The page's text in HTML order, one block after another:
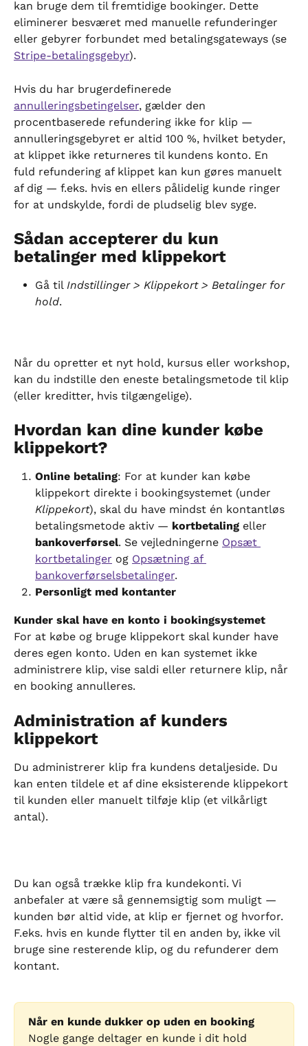
kan bruge dem til fremtidige bookinger. Dette
eliminerer besværet med manuelle refunderinger
eller gebyrer forbundet med betalingsgateways (se
Stripe-betalingsgebyr).
Hvis du har brugerdefinerede
annulleringsbetingelser, gælder den
procentbaserede refundering ikke for klip —
annulleringsgebyret er altid 100 %, hvilket betyder,
at klippet ikke returneres til kundens konto. En
fuld refundering af klippet kan kun gøres manuelt
af dig — f.eks. hvis en ellers pålidelig kunde ringer
for at undskylde, fordi de pludselig blev syge.
Sådan accepterer du kun
betalinger med klippekort
Gå til Indstillinger > Klippekort > Betalinger for
hold.
Når du opretter et nyt hold, kursus eller workshop,
kan du indstille den eneste betalingsmetode til klip
(eller kreditter, hvis tilgængelige).
Hvordan kan dine kunder købe
klippekort?
Online betaling: For at kunder kan købe
klippekort direkte i bookingsystemet (under
Klippekort), skal du have mindst én kontantløs
betalingsmetode aktiv — kortbetaling eller
bankoverførsel. Se vejledningerne Opsæt
kortbetalinger og Opsætning af
bankoverførselsbetalinger.
Personligt med kontanter
Kunder skal have en konto i bookingsystemet
For at købe og bruge klippekort skal kunder have
deres egen konto. Uden en kan systemet ikke
administrere klip, vise saldi eller returnere klip, når
en booking annulleres.
Administration af kunders
klippekort
Du administrerer klip fra kundens detaljeside. Du
kan enten tildele et af dine eksisterende klippekort
til kunden eller manuelt tilføje klip (et vilkårligt
antal).
Du kan også trække klip fra kundekonti. Vi
anbefaler at være så gennemsigtig som muligt —
kunden bør altid vide, at klip er fjernet og hvorfor.
F.eks. hvis en kunde flytter til en anden by, ikke vil
bruge sine resterende klip, og du refunderer dem
kontant.
Når en kunde dukker op uden en booking
Nogle gange deltager en kunde i dit hold